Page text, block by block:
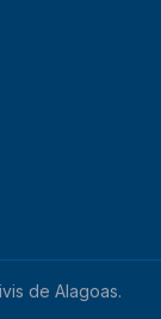
de Alagoas.